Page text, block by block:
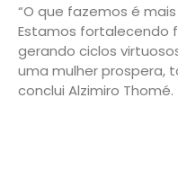
“O que fazemos é
Estamos fortalecendo
gerando ciclos
uma mulher prospera,
conclui Alzimiro Thomé.